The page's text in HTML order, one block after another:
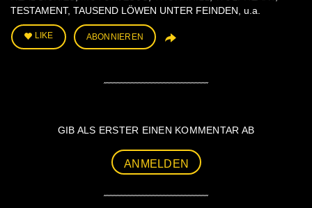
TESTAMENT, TAUSEND LÖWEN UNTER FEINDEN, u.a.
LIKE ABONNIEREN
GIB ALS ERSTER EINEN KOMMENTAR AB
ANMELDEN